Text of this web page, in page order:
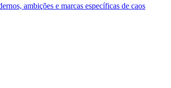
ambições e marcas específicas de caos